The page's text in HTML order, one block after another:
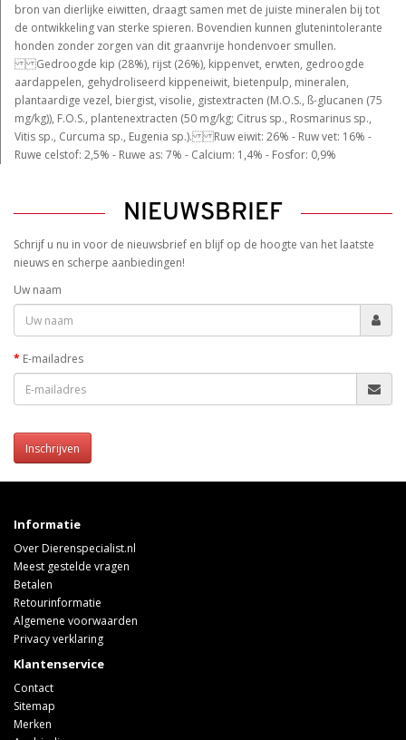
bron van dierlijke eiwitten, draagt samen met de juiste mineralen bij tot
de ontwikkeling van sterke spieren. Bovendien kunnen glutenintolerante
honden zonder zorgen van dit graanvrije hondenvoer smullen.
Gedroogde kip (28%), rijst (26%), kippenvet, erwten, gedroogde
aardappelen, gehydroliseerd kippeneiwit, bietenpulp, mineralen,
plantaardige vezel, biergist, visolie, gistextracten (M.O.S., ß-glucanen (75
mg/kg)), F.O.S., plantenextracten (50 mg/kg; Citrus sp., Rosmarinus sp.,
Vitis sp., Curcuma sp., Eugenia sp.). Ruw eiwit: 26% - Ruw vet: 16% -
Ruwe celstof: 2,5% - Ruwe as: 7% - Calcium: 1,4% - Fosfor: 0,9%
NIEUWSBRIEF
Schrijf u nu in voor de nieuwsbrief en blijf op de hoogte van het laatste
nieuws en scherpe aanbiedingen!
Uw naam
E-mailadres
Inschrijven
Informatie
Over Dierenspecialist.nl
Meest gestelde vragen
Betalen
Retourinformatie
Algemene voorwaarden
Privacy verklaring
Klantenservice
Contact
Sitemap
Merken